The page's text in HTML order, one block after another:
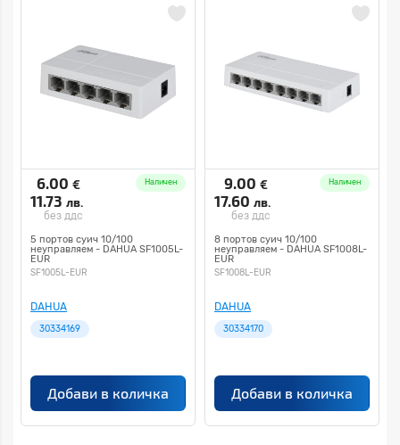
6.00 €
11.73 лв.
без ддс
Наличен
5 портов суич 10/100
неуправляем - DAHUA SF1005L-
EUR
SF1005L-EUR
DAHUA
30334169
Добави в количка
9.00 €
17.60 лв.
без ддс
Наличен
8 портов суич 10/100
неуправляем - DAHUA SF1008L-
EUR
SF1008L-EUR
DAHUA
30334170
Добави в количка